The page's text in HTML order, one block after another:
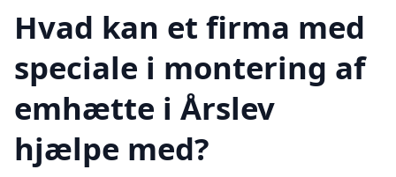
Hvad kan et firma med
speciale i montering af
emhætte i Årslev
hjælpe med?